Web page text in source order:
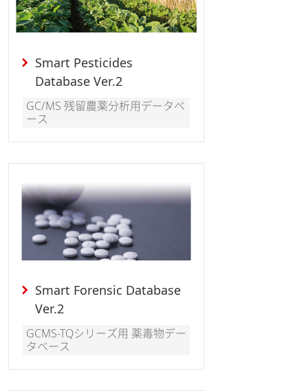
Smart Pesticides
Database Ver.2
GC/MS 残留農薬分析用データベ
ース
Smart Forensic Database
Ver.2
GCMS-TQシリーズ用 薬毒物デー
タベース